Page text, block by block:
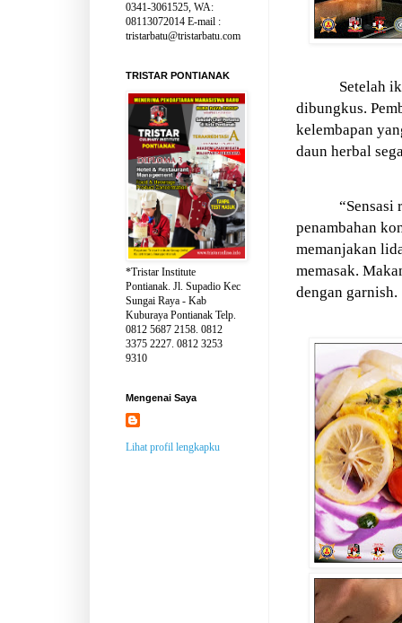
Setelah
dibungkus.
kelembapan
daun herbal
“Sensasi
penambahan
memanjakan
memasak.
dengan garnish.
0341-3061525, WA:
08113072014 E-mail :
tristarbatu@tristarbatu.com
TRISTAR PONTIANAK
*Tristar Institute
Pontianak. Jl. Supadio Kec
Sungai Raya - Kab
Kuburaya Pontianak Telp.
0812 5687 2158. 0812
3375 2227. 0812 3253
9310
Mengenai Saya
Lihat profil lengkapku